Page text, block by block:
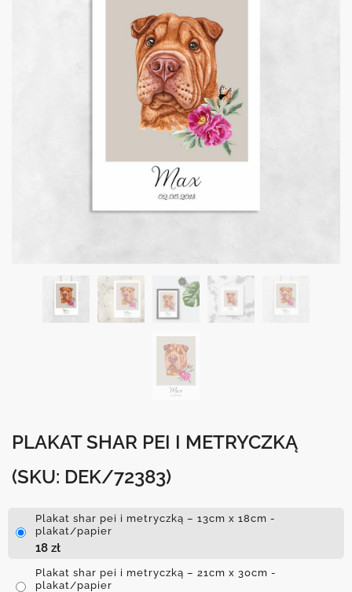
PLAKAT SHAR PEI I METRYCZKĄ
(SKU: DEK/72383)
Plakat shar pei i metryczką – 13cm x 18cm -
plakat/papier
18 zł
Plakat shar pei i metryczką – 21cm x 30cm -
plakat/papier